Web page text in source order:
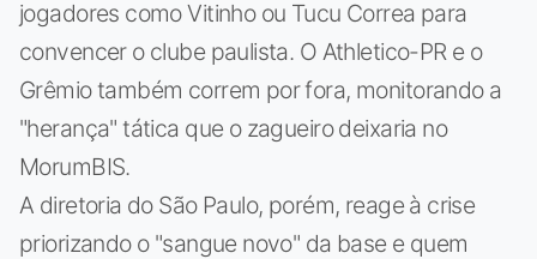
jogadores como Vitinho ou Tucu Correa para
convencer o clube paulista. O Athletico-PR e o
Grêmio também correm por fora, monitorando a
"herança" tática que o zagueiro deixaria no
MorumBIS.
A diretoria do São Paulo, porém, reage à crise
priorizando o "sangue novo" da base e quem